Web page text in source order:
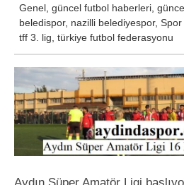
Genel,güncel futbol haberleri,
beledispor, nazilli belediyespor,
tff 3. lig,türkiye futbol federasyonu